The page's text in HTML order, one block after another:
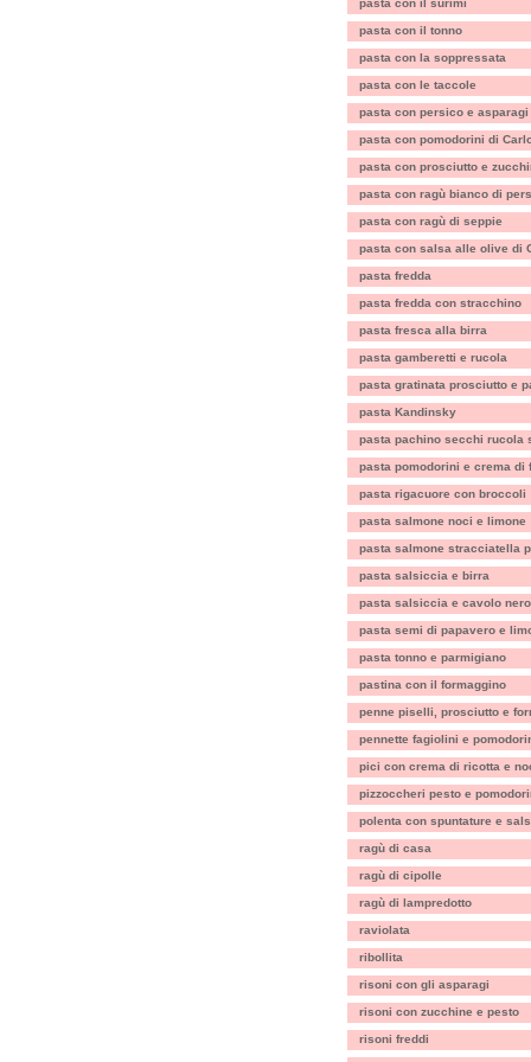
pasta con il surimi
pasta con il tonno
pasta con la soppressata
pasta con le taccole
pasta con persico e asparagi
pasta con pomodorini di
pasta con prosciutto e
pasta con ragù bianco di
pasta con ragù di seppie
pasta con salsa alle olive di
pasta fredda
pasta fredda con stracchino
pasta fresca alla birra
pasta gamberetti e rucola
pasta gratinata prosciutto e
pasta Kandinsky
pasta pachino secchi rucola
pasta pomodorini e crema di
pasta rigacuore con broccoli
pasta salmone noci e limone
pasta salmone stracciatella
pasta salsiccia e birra
pasta salsiccia e cavolo nero
pasta semi di papavero e
pasta tonno e parmigiano
pastina con il formaggino
penne piselli, prosciutto e
pennette fagiolini e
pici con crema di ricotta e
pizzoccheri pesto e
polenta con spuntature e
ragù di casa
ragù di cipolle
ragù di lampredotto
raviolata
ribollita
risoni con gli asparagi
risoni con zucchine e pesto
risoni freddi